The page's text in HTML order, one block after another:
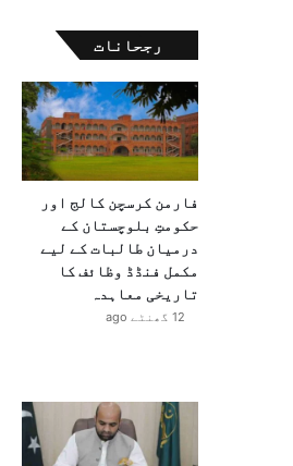
رجحانات
فارمن کرسچن کالج اور
حکومتِ بلوچستان کے
درمیان طالبات کے لیے
مکمل فنڈڈ وظائف کا
تاریخی معاہدہ
12 گھنٹے ago